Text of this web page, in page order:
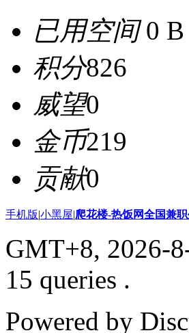
已用空间0 B
积分826
威望0
金币219
贡献0
手机版|小黑屋|爬花楼-热饭网全国兼
GMT+8, 2026-
15 queries .
Powered by